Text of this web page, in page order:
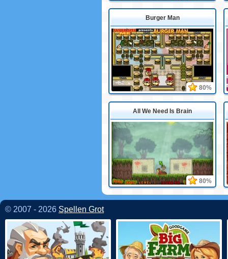
Burger Man
80%
All We Need Is Brain
80%
© 2007 - 2026 Spellen Grot